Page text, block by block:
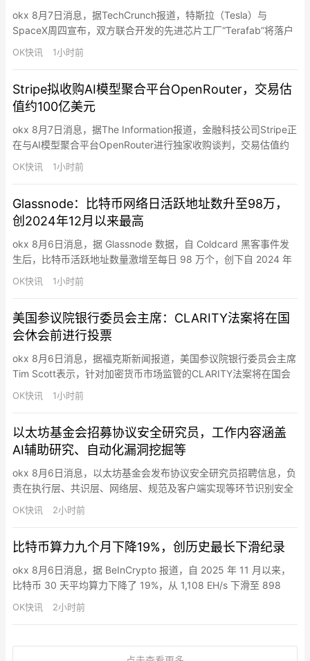
okx 8月7日消息，据TechCrunch报道，特斯拉（Tesla）与
SpaceX周四宣布，双方联合开发的先进芯片工厂“Terafab”将落户
美国得州格莱姆斯县（Grimes County），位于休斯顿附近，项目
首期投资规模达168亿美元。SpaceX表示，该工厂计划建设超过1
最大的半导体制造设施…
OK快讯 1小时前
Stripe拟收购AI模型聚合平台OpenRouter，交易估
值约100亿美元
okx 8月7日消息，据The Information报道，金融科技公司Stripe正
在与AI模型聚合平台OpenRouter进行独家收购谈判，交易估值约
为100亿美元。知情人士透露，OpenRouter此前已收到多家大型科
技公司的收购兴趣，但目前Stripe已进入独家谈判阶段。相关交易
2023…
OK快讯 1小时前
Glassnode：比特币网络日活跃地址数升至98万，
创2024年12月以来最高
okx 8月6日消息，据 Glassnode 数据，自 Coldcard 黑客事件发
生后，比特币活跃地址数量激增至每日 98 万个，创下自 2024 年
12 月以来的最高纪录。这是由恐慌情绪驱动的链上活动。持有者将
资金转移到其他托管平台，反映的是出于安全考虑，而非市场信心
OK快讯 1小时前
美国参议院银行委员会主席：CLARITY法案将在国
会休会前进行投票
okx 8月6日消息，据福克斯新闻报道，美国参议院银行委员会主席
Tim Scott表示，针对加密货币市场监管的CLARITY法案将在国会
休会前迎来投票，“毫无疑问会进行表决”，他表示参议院可能会延
长工作时间，不仅限于未来两天，以推动相关立法取得进展。他
落地“符合美国利益”，并称“我们会完成这项工作。”…
OK快讯 1小时前
以太坊基金会招募协议安全研究员，工作内容涵盖
AI辅助研究、自动化漏洞挖掘等
okx 8月6日消息，以太坊基金会发布协议安全研究员招聘信息，负
责在执行层、共识层、网络层、规范及客户端实现等环节识别安全
漏洞，工作内容涵盖 AI 辅助安全研究与自动化漏洞挖掘、硬分叉
审查、模糊测试工具构建、协议变更人工审计及协调漏洞披露等。
OK快讯 2小时前
比特币算力九个月下降19%，创历史最长下滑纪录
okx 8月6日消息，据 BeInCrypto 报道，自 2025 年 11 月以来，
比特币 30 天平均算力下降了 19%，从 1,108 EH/s 下滑至 898
EH/s。Glassnode 数据显示，这九个月的下滑是该网络历史上持续
时间最长的。此次下滑恰逢矿业公司有史以来规模最大的资本迁
OK快讯 2小时前